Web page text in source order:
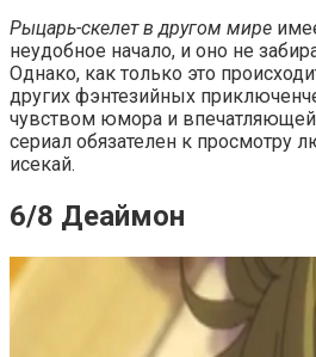
Рыцарь-скелет в другом мире
неудобное начало, и оно не
Однако, как только это
других фэнтезийных
чувством юмора и
сериал обязателен к просмотру
исекай.
6/8 Деаймон